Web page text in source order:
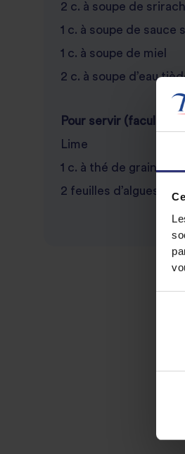
2 c. à soupe de
1 c. à soupe de sauce
1 c. à soupe de miel
2 c. à soupe d’eau
Pour servir (facultatif)
Lime
1 c. à thé de graines
2 feuilles d’algues,